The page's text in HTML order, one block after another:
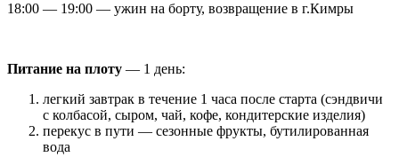
18:00 — 19:00 — ужин на борту, возвращение в г.Кимры
Питание на плоту — 1 день:
легкий завтрак в течение 1 часа после старта (сэндвичи
с колбасой, сыром, чай, кофе, кондитерские изделия)
перекус в пути — сезонные фрукты, бутилированная
вода